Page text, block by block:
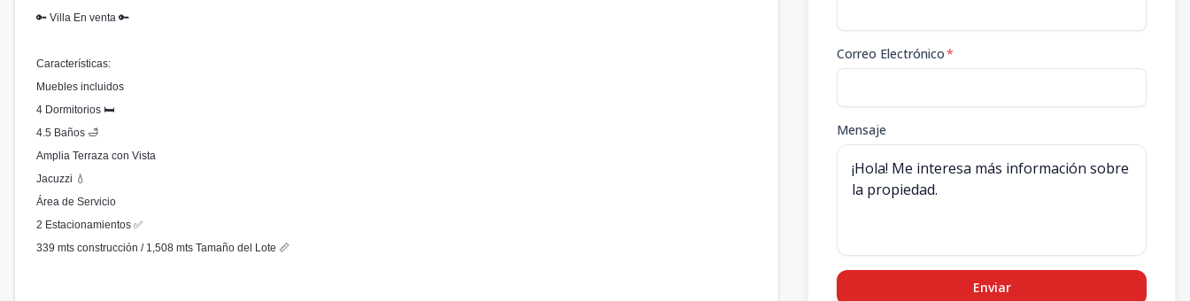
🔑 Villa En venta 🔑
Características:
Muebles incluidos
4 Dormitorios 🛏
4.5 Baños 🛁
Amplia Terraza con Vista
Jacuzzi 💧
Área de Servicio
2 Estacionamientos ✅
339 mts construcción / 1,508 mts Tamaño del Lote 📏
Correo Electrónico*
Mensaje
Enviar